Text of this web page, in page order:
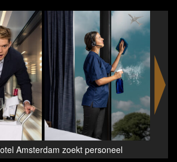
Amsterdam zoekt personeel